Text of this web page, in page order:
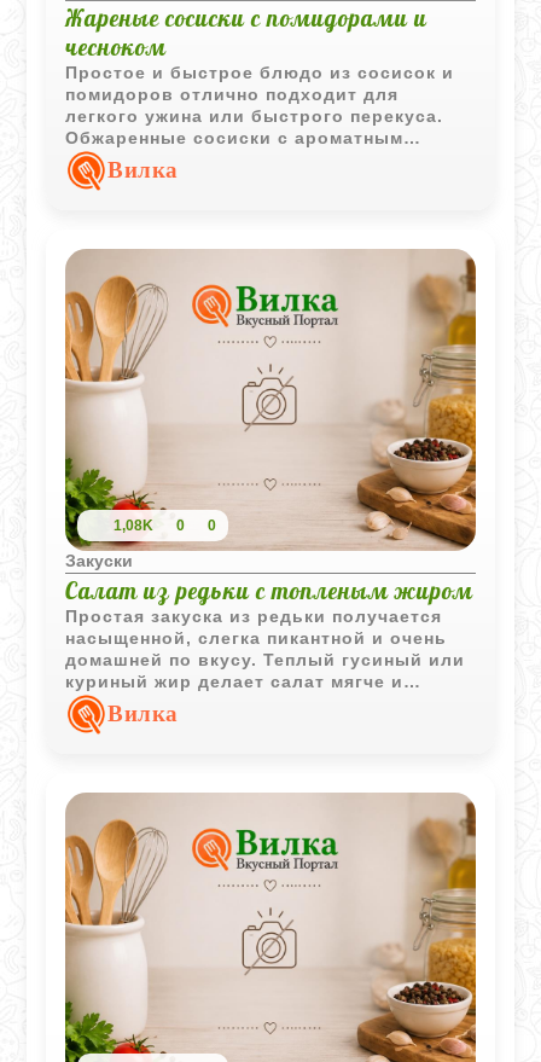
Жареные сосиски с помидорами и
чесноком
Простое и быстрое блюдо из сосисок и
помидоров отлично подходит для
легкого ужина или быстрого перекуса.
Обжаренные сосиски с ароматным
чесноком и сочными помидорами
получаются сытными и очень
Вилка
1,08K 0 0
Закуски
Салат из редьки с топленым жиром
Простая закуска из редьки получается
насыщенной, слегка пикантной и очень
домашней по вкусу. Теплый гусиный или
куриный жир делает салат мягче и
ароматнее, а свежая зелень добавляет
приятную свежесть.
Вилка